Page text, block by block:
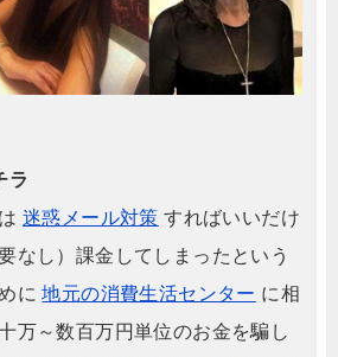
ラ
迷惑メール対策 すればいいだけ
なし）課金してしまったという
に地元の消費生活センター に相
万～数百万円単位のお金を騙し